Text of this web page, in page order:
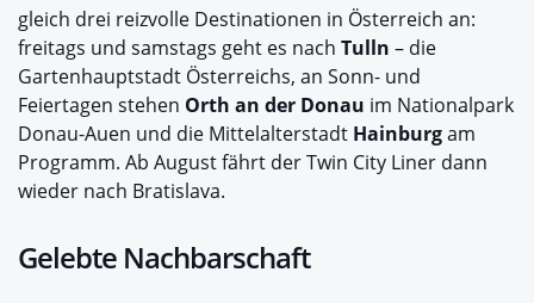
gleich drei reizvolle Destinationen in Österreich an:
freitags und samstags geht es nach Tulln – die
Gartenhauptstadt Österreichs, an Sonn- und
Feiertagen stehen Orth an der Donau im Nationalpark
Donau-Auen und die Mittelalterstadt Hainburgam
Programm. Ab August fährt der Twin City Liner dann
wieder nach Bratislava.
Gelebte Nachbarschaft